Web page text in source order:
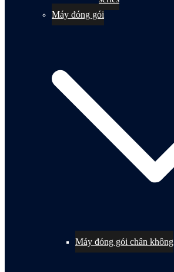
Máy đóng gói
Máy đóng gói chân không